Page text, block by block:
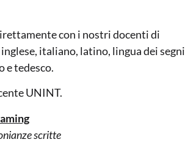
con i nostri docenti di
italiano, latino, lingua dei segni
e tedesco.
UNINT.
scritte